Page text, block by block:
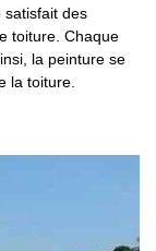
satisfait des
toiture. Chaque
la peinture se
la toiture.